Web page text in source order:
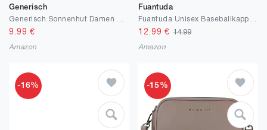
Generisch
9.99 €
Amazon
Fuantuda
12.99 € 14.99
Amazon
-16% -15%